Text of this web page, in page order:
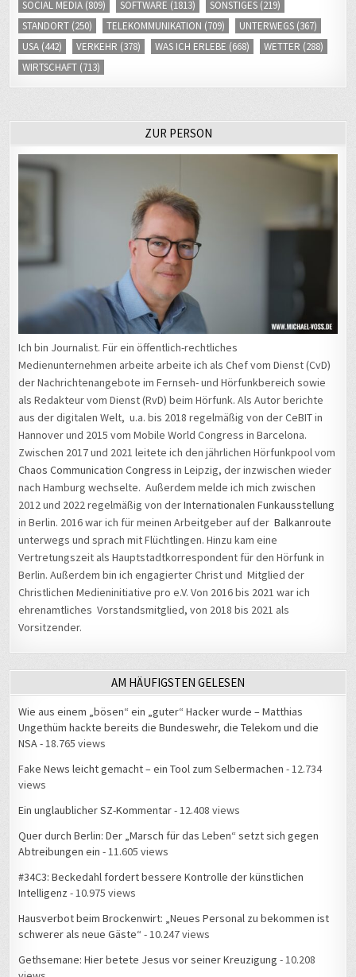
SOCIAL MEDIA (809) SOFTWARE (1813) SONSTIGES (219)
STANDORT (250) TELEKOMMUNIKATION (709) UNTERWEGS (367)
USA (442) VERKEHR (378) WAS ICH ERLEBE (668) WETTER (288)
WIRTSCHAFT (713)
ZUR PERSON
Ich bin Journalist. Für ein öffentlich-rechtliches
Medienunternehmen arbeite arbeite ich als Chef vom Dienst (CvD)
der Nachrichtenangebote im Fernseh- und Hörfunkbereich sowie
als Redakteur vom Dienst (RvD) beim Hörfunk. Als Autor berichte
aus der digitalen Welt, u.a. bis 2018 regelmäßig von der CeBIT in
Hannover und 2015 vom Mobile World Congress in Barcelona.
Zwischen 2017 und 2021 leitete ich den jährlichen Hörfunkpool vom
Chaos Communication Congress in Leipzig, der inzwischen wieder
nach Hamburg wechselte. Außerdem melde ich mich zwischen
2012 und 2022 regelmäßig von derInternationalen Funkausstellung
in Berlin. 2016 war ich für meinen Arbeitgeber auf derBalkanroute
unterwegs und sprach mit Flüchtlingen. Hinzu kam eine
Vertretungszeit als Hauptstadtkorrespondent für den Hörfunk in
Berlin. Außerdem bin ich engagierter Christ und Mitglied der
Christlichen Medieninitiative pro e.V. Von 2016 bis 2021 war ich
ehrenamtliches Vorstandsmitglied, von 2018 bis 2021 als
Vorsitzender.
AM HÄUFIGSTEN GELESEN
Wie aus einem „bösen“ ein „guter“ Hacker wurde – Matthias
Ungethüm hackte bereits die Bundeswehr, die Telekom und die
NSA- 18.765 views
Fake News leicht gemacht – ein Tool zum Selbermachen - 12.734
views
Ein unglaublicher SZ-Kommentar- 12.408 views
Quer durch Berlin: Der „Marsch für das Leben“ setzt sich gegen
Abtreibungen ein - 11.605 views
#34C3: Beckedahl fordert bessere Kontrolle der künstlichen
Intelligenz - 10.975 views
Hausverbot beim Brockenwirt: „Neues Personal zu bekommen ist
schwerer als neue Gäste“ - 10.247 views
Gethsemane: Hier betete Jesus vor seiner Kreuzigung - 10.208